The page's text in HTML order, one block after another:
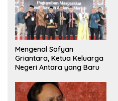
Mengenal Sofyan
Griantara, Ketua Keluarga
Negeri Antara yang Baru